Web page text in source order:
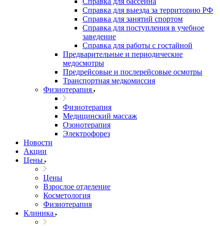
Справка для выезда за территорию РФ
Справка для занятий спортом
Справка для поступления в учебное
заведение
Справка для работы с гостайной
Предварительные и периодические
медосмотры
Предрейсовые и послерейсовые осмотры
Транспортная медкомиссия
Физиотерапия
Физиотерапия
Медицинский массаж
Озонотерапия
Электрофорез
Новости
Акции
Цены
Цены
Взрослое отделение
Косметология
Физиотерапия
Клиника